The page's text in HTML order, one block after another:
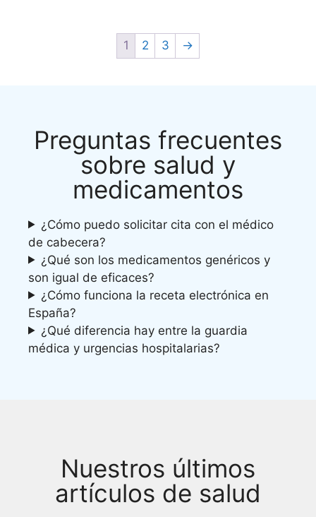
1 2 3 →
Preguntas frecuentes
sobre salud y
medicamentos
¿Cómo puedo solicitar cita con el médico
de cabecera?
¿Qué son los medicamentos genéricos y
son igual de eficaces?
¿Cómo funciona la receta electrónica en
España?
¿Qué diferencia hay entre la guardia
médica y urgencias hospitalarias?
Nuestros últimos
artículos de salud